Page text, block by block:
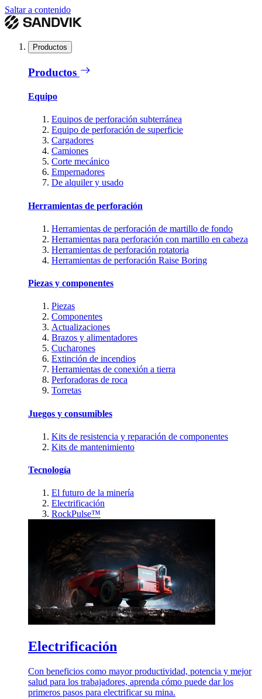
Saltar a contenido
Productos
Productos
Equipo
Equipos de perforación subterránea
Equipo de perforación de superficie
Cargadores
Camiones
Corte mecánico
Empernadores
De alquiler y usado
Herramientas de perforación
Herramientas de perforación de martillo de fondo
Herramientas para perforación con martillo en cabeza
Herramientas de perforación rotatoria
Herramientas de perforación Raise Boring
Piezas y componentes
Piezas
Componentes
Actualizaciones
Brazos y alimentadores
Cucharones
Extinción de incendios
Herramientas de conexión a tierra
Perforadoras de roca
Torretas
Juegos y consumibles
Kits de resistencia y reparación de componentes
Kits de mantenimiento
Tecnología
El futuro de la minería
Electrificación
RockPulse™
Electrificación
Con beneficios como mayor productividad, potencia y mejor
salud para los trabajadores, aprenda cómo puede dar los
primeros pasos para electrificar su mina.